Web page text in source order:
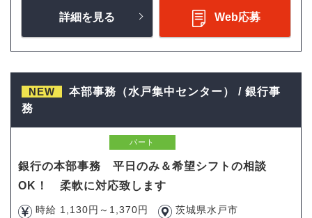
詳細を見る Web応募
NEW
本部事務（水戸集中センター） / 銀行事
務
パート
銀行の本部事務 平日のみ＆希望シフトの相談
OK！ 柔軟に対応致します
時給 1,130円～1,370円 茨城県水戸市